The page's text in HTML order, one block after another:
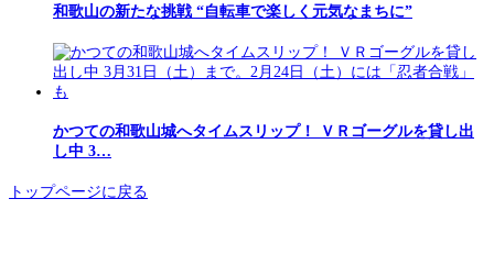
和歌山の新たな挑戦 “自転車で楽しく元気なまちに”
かつての和歌山城へタイムスリップ！ ＶＲゴーグルを貸し出
し中 3…
トップページに戻る